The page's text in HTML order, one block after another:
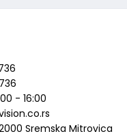
- 16:00
Sremska Mitrovica